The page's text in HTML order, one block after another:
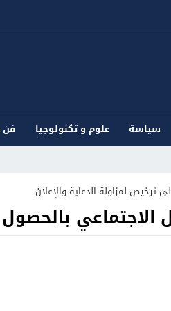
سياسة علوم و تكنولوجيا فن
ترخيص لمزاولة الدعاية والإعلان
الاجتماعي